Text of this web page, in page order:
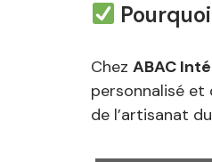
Chez ABAC
personnalisé et
de l’artisanat